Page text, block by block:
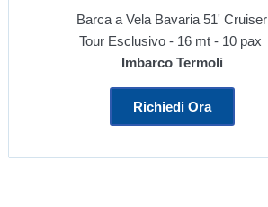
Barca a Vela Bavaria 51' Cruiser
Tour Esclusivo - 16 mt - 10 pax
Imbarco Termoli
Richiedi Ora